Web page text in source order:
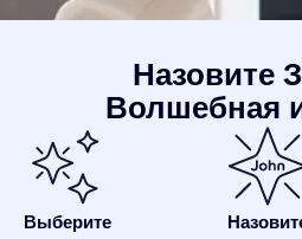
Назовите
Волшебная
Выберите